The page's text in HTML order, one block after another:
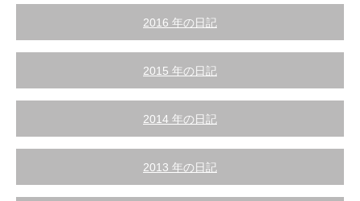
2016 年の日記
2015 年の日記
2014 年の日記
2013 年の日記